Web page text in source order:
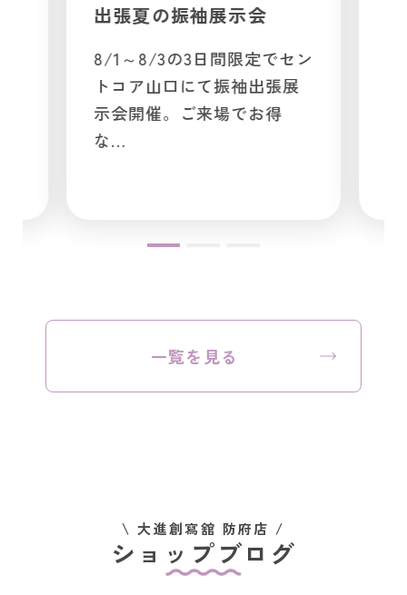
出張夏の振袖展示会
8/1～8/3の3日間限定でセン
トコア山口にて振袖出張展
示会開催。ご来場でお得
一覧を見る
\ 大進創寫舘 防府店 /
ショップブログ